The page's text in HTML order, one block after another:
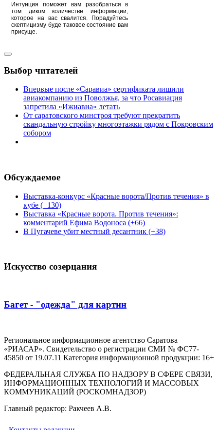
Интуиция поможет вам разобраться в
том диком количестве информации,
которое на вас свалится. Порадуйтесь
скептицизму буде таковое состояние вам
присуще.
Выбор читателей
Впервые после «Саравиа» сертификата лишили
авиакомпанию из Поволжья, за что Росавиация
запретила «Ижиавиа» летать
От саратовского минстроя требуют прекратить
скандальную стройку многоэтажки рядом с Покровским
собором
Обсуждаемое
Выставка-конкурс «Красные ворота/Против течения» в
кубе (+130)
Выставка «Красные ворота. Против течения»:
комментарий Ефима Водоноса (+66)
В Пугачеве убит местный десантник (+38)
Искусство созерцания
Багет - "одежда" для картин
Региональное информационное агентство Саратова
«РИАСАР». Свидетельство о регистрации СМИ № ФС77-
45850 от 19.07.11 Категория информационной продукции: 16+
ФЕДЕРАЛЬНАЯ СЛУЖБА ПО НАДЗОРУ В СФЕРЕ СВЯЗИ,
ИНФОРМАЦИОННЫХ ТЕХНОЛОГИЙ И МАССОВЫХ
КОММУНИКАЦИЙ (РОСКОМНАДЗОР)
Главный редактор: Ракчеев А.В.